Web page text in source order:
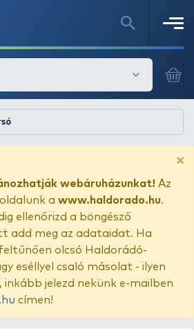
×
webáruházunkat! Az
a www.haldorado.hu.
ellenőrizd a böngésző
add meg az adataidat. Ha
olcsó Haldorádó-
eséllyel csaló másolat - ilyen
inkább jelezd nekünk e-mailben
címen!